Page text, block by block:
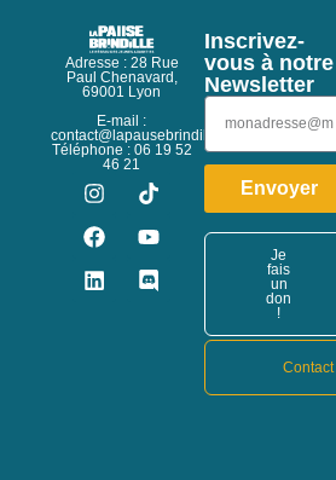
Adresse : 28 Rue
Paul Chenavard,
69001 Lyon
E-mail :
contact@lapausebrindille.org
Téléphone : 06 19 52
46 21
Inscrivez-
vous à notre
Newsletter
Envoyer
Je
fais
un
don
!
Contact